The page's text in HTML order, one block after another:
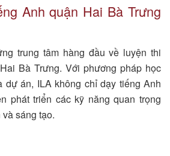
Anh quận Hai Bà Trưng
trung tâm hàng đầu về luyện thi
Bà Trưng. Với phương pháp học
dự án, ILA không chỉ dạy tiếng Anh
phát triển các kỹ năng quan trọng
sáng tạo.